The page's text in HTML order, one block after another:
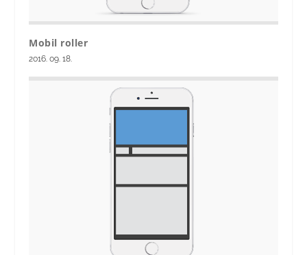
Mobil roller
2016. 09. 18.